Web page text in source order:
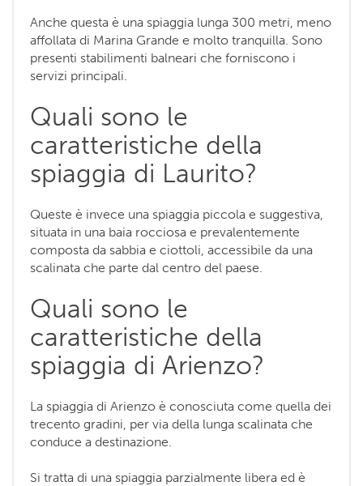
Anche questa è una spiaggia lunga 300 metri, meno
affollata di Marina Grande e molto tranquilla. Sono
presenti stabilimenti balneari che forniscono i
servizi principali.
Quali sono le
caratteristiche della
spiaggia di Laurito?
Queste è invece una spiaggia piccola e suggestiva,
situata in una baia rocciosa e prevalentemente
composta da sabbia e ciottoli, accessibile da una
scalinata che parte dal centro del paese.
Quali sono le
caratteristiche della
spiaggia di Arienzo?
La spiaggia di Arienzo è conosciuta come quella dei
trecento gradini, per via della lunga scalinata che
conduce a destinazione.
Si tratta di una spiaggia parzialmente libera ed è